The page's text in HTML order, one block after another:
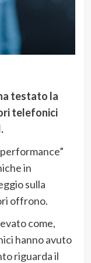
testato la
telefonici
in
sulla
offrono.
come,
hanno avuto
riguarda il